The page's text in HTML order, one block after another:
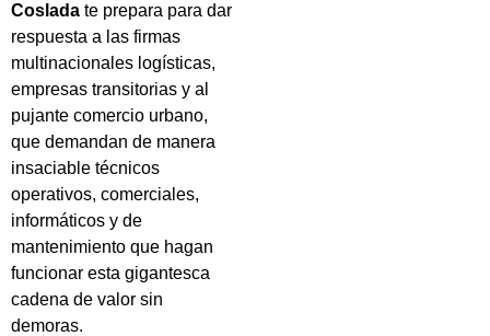
Coslada te prepara para dar
respuesta a las firmas
multinacionales logísticas,
empresas transitorias y al
pujante comercio urbano,
que demandan de manera
insaciable técnicos
operativos, comerciales,
informáticos y de
mantenimiento que hagan
funcionar esta gigantesca
cadena de valor sin
demoras.